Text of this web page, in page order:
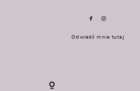
Odwiedź mnie tutaj